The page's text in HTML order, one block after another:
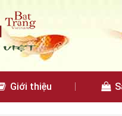
Giới thiệu